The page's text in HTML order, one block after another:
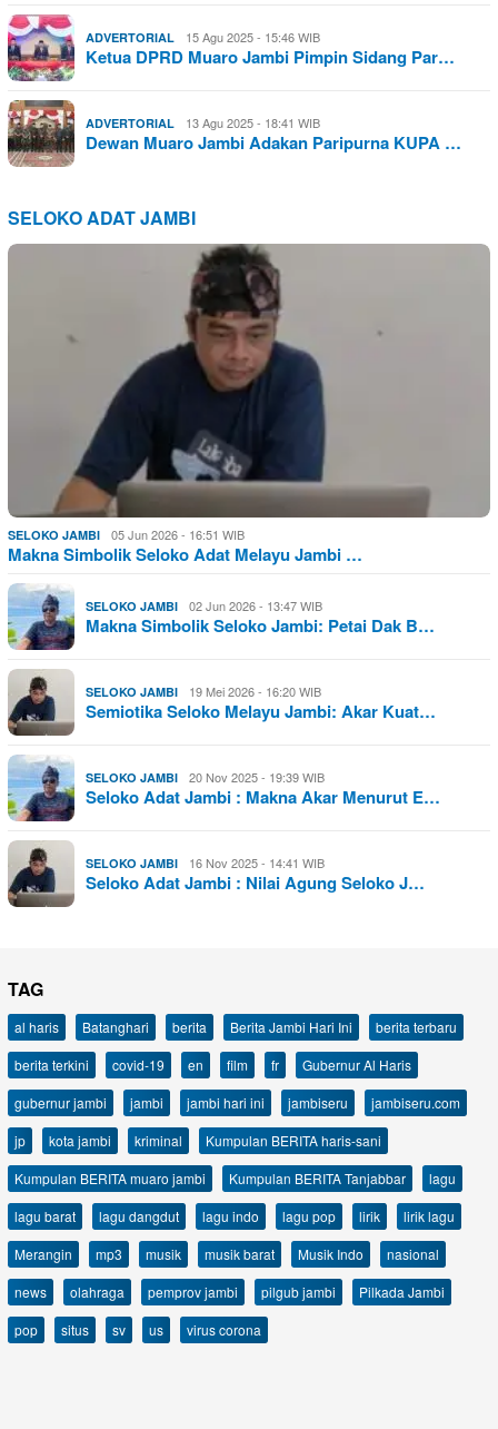
ADVERTORIAL 15 Agu 2025 - 15:46 WIB
Ketua DPRD Muaro Jambi Pimpin Sidang Par…
ADVERTORIAL 13 Agu 2025 - 18:41 WIB
Dewan Muaro Jambi Adakan Paripurna KUPA …
SELOKO ADAT JAMBI
SELOKO JAMBI 05 Jun 2026 - 16:51 WIB
Makna Simbolik Seloko Adat Melayu Jambi …
SELOKO JAMBI 02 Jun 2026 - 13:47 WIB
Makna Simbolik Seloko Jambi: Petai Dak B…
SELOKO JAMBI 19 Mei 2026 - 16:20 WIB
Semiotika Seloko Melayu Jambi: Akar Kuat…
SELOKO JAMBI 20 Nov 2025 - 19:39 WIB
Seloko Adat Jambi : Makna Akar Menurut E…
SELOKO JAMBI 16 Nov 2025 - 14:41 WIB
Seloko Adat Jambi : Nilai Agung Seloko J…
TAG
al haris Batanghari berita Berita Jambi Hari Ini
berita terbaru
berita terkini
covid-19 en film fr
Gubernur Al Haris
gubernur jambi
jambi jambi hari ini jambiseru
jambiseru.com
jp
kota jambi kriminal
Kumpulan BERITA haris-sani
Kumpulan BERITA muaro jambi
Kumpulan BERITA Tanjabbar
lagu
lagu barat
lagu dangdut lagu indo lagu pop lirik
lirik lagu
Merangin
mp3 musik musik barat Musik Indo
nasional
news
olahraga pemprov jambi pilgub jambi
Pilkada Jambi
pop
situs sv us virus corona